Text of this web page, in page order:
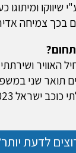
בכך צמיחה
לדעת